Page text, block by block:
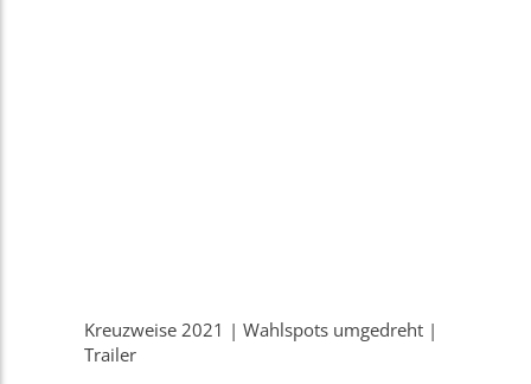
Kreuzweise 2021 | Wahlspots umgedreht |
Trailer